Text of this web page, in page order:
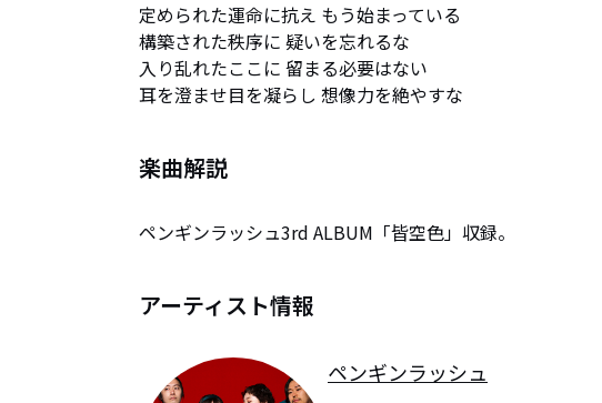
定められた運命に抗え もう始まっている
構築された秩序に 疑いを忘れるな
入り乱れたここに 留まる必要はない
耳を澄ませ目を凝らし 想像力を絶やすな
楽曲解説
ペンギンラッシュ3rd ALBUM「皆空色」収録。
アーティスト情報
ペンギンラッシュ